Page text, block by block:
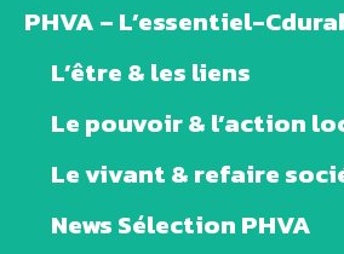
PHVA – L’essentiel-
L’être & les liens
Le pouvoir & l’action
Le vivant & refaire
News Sélection PHVA